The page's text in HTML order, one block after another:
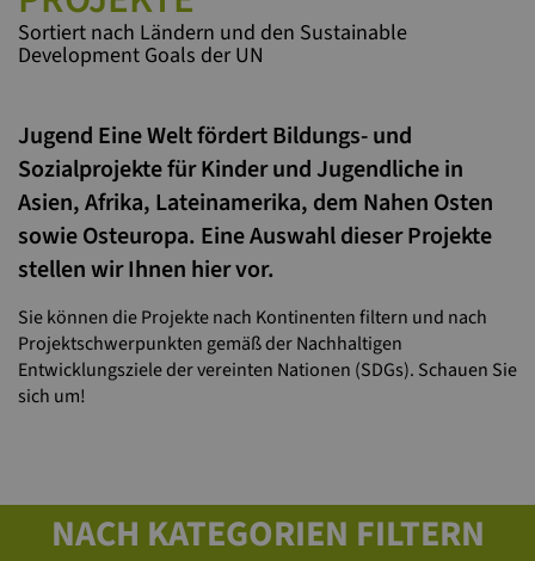
Sortiert nach Ländern und den Sustainable
Development Goals der UN
Jugend Eine Welt fördert Bildungs- und
Sozialprojekte für Kinder und Jugendliche in
Asien, Afrika, Lateinamerika, dem Nahen Osten
sowie Osteuropa. Eine Auswahl dieser Projekte
stellen wir Ihnen hier vor.
Sie können die Projekte nach Kontinenten filtern und nach
Projektschwerpunkten gemäß der Nachhaltigen
Entwicklungsziele der vereinten Nationen (SDGs). Schauen Sie
sich um!
NACH KATEGORIEN FILTERN